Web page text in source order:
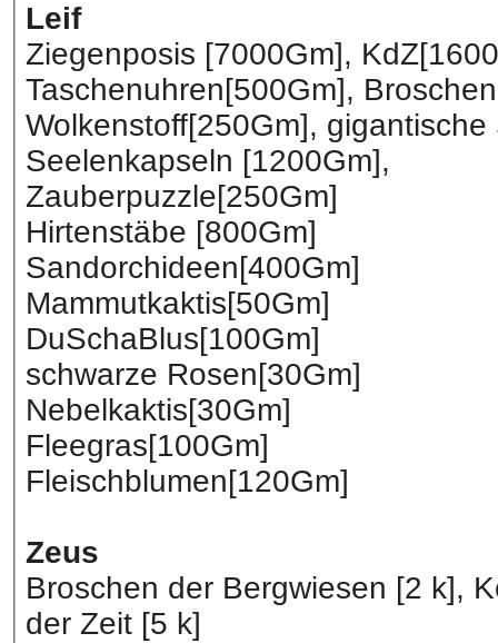
Leif
Ziegenposis [7000Gm],
Taschenuhren[500Gm],
Wolkenstoff[250Gm],
Seelenkapseln [1200Gm],
Zauberpuzzle[250Gm]
Hirtenstäbe [800Gm]
Sandorchideen[400Gm]
Mammutkaktis[50Gm]
DuSchaBlus[100Gm]
schwarze Rosen[30Gm]
Nebelkaktis[30Gm]
Fleegras[100Gm]
Fleischblumen[120Gm]
Zeus
Broschen der Bergwiesen [2 k],
der Zeit [5 k]